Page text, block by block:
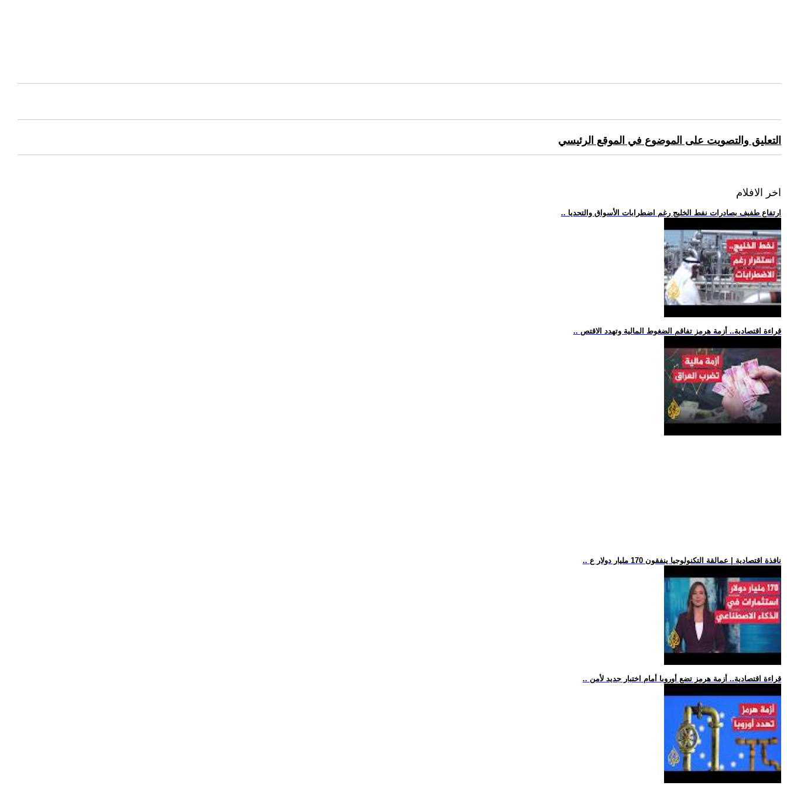
التعليق والتصويت على الموضوع في الموقع الرئيسي
اخر الافلام
.. ارتفاع طفيف بصادرات نفط الخليج رغم اضطرابات الأسواق والتحديا
.. قراءة اقتصادية.. أزمة هرمز تفاقم الضغوط المالية وتهدد الاقتص
.. نافذة اقتصادية | عمالقة التكنولوجيا ينفقون 170 مليار دولار ع
.. قراءة اقتصادية.. أزمة هرمز تضع أوروبا أمام اختبار جديد لأمن